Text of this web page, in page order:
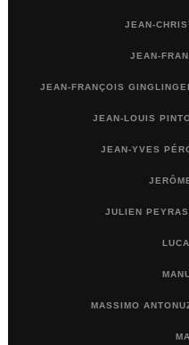
JEAN-
JEAN-
JEAN-FRANÇOIS
JEAN-LOUIS
JEAN-YVES
JULIEN
MASSIMO